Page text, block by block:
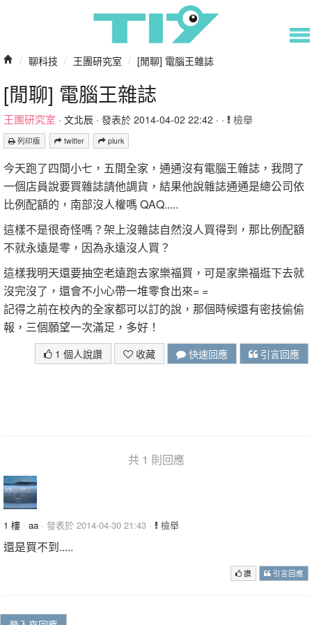
/ 聊科技 / 王團研究室 / [閒聊] 電腦王雜誌
[閒聊] 電腦王雜誌
王團研究室 · 文北辰 · 發表於 2014-04-02 22:42 · · 檢舉
列印版 twitter plurk
今天跑了四間小七，五間全家，通通沒有電腦王雜誌，我問了
一個店員說要買雜誌請他調貨，結果他說雜誌通通是總公司依
比例配額的，南部沒人權嗎 QAQ.....
這樣不是很奇怪嗎？架上沒雜誌自然沒人買得到，那比例配額
不就永遠是零，因為永遠沒人買？
這樣我明天還要抽空老遠跑去家樂福買，可是家樂福逛下去就
沒完沒了，還會不小心帶一堆零食出來= =
記得之前在校內的全家都可以訂的說，那個時候還有密技偷偷
報，三個願望一次滿足，多好！
1 個人說讚 收藏 快速回應 引言回應
共 1 則回應
1 樓 · aa · 發表於 2014-04-30 21:43 · 檢舉
還是買不到.....
讚 引言回應